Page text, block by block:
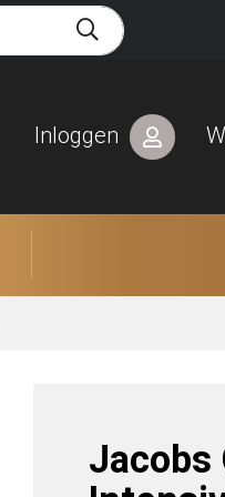
Inloggen
Jacobs